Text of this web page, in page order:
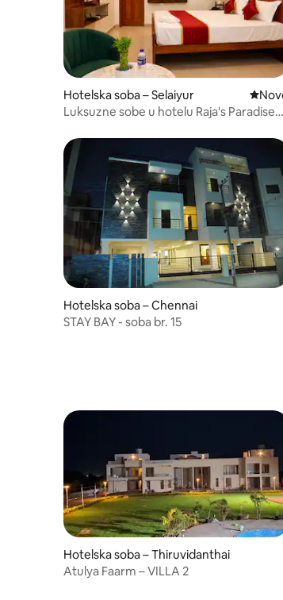
Hotelska soba – Selaiyur Novi
Luksuzne sobe u hotelu Raja's Paradise
Hotelska soba – Chennai
STAY BAY - soba br. 15
Hotelska soba – Thiruvidanthai
Atulya Faarm – VILLA 2